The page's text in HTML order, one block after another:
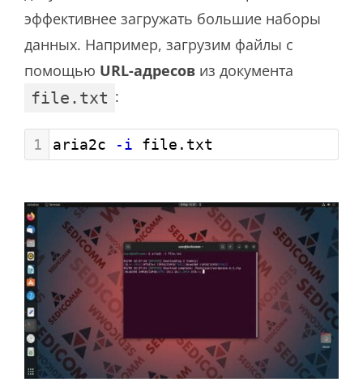
эффективнее загружать большие наборы
данных. Например, загрузим файлы с
помощью URL-адресов из документа
file.txt :
1 aria2c -i file.txt